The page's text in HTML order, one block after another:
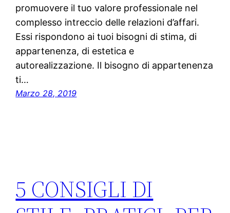
promuovere il tuo valore professionale nel
complesso intreccio delle relazioni d’affari.
Essi rispondono ai tuoi bisogni di stima, di
appartenenza, di estetica e
autorealizzazione. Il bisogno di appartenenza
ti…
Marzo 28, 2019
5 CONSIGLI DI